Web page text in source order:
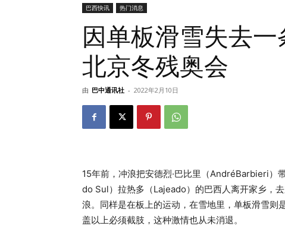
巴西快讯 热门消息
因单板滑雪失去
北京冬残奥会
由 巴中通讯社 - 2022年2月10日
15年前，冲浪把安德烈·巴比里（AndréBarbieri）
do Sul）拉热多（Lajeado）的巴西人离开家乡，
浪。同样是在板上的运动，在雪地里，单板滑雪则
盖以上必须截肢，这种激情也从未消退。